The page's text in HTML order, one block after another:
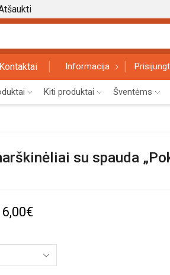
input
Kontaktai Informacija
Kiti produktai Šventėms
su spauda
€Price
15,00€